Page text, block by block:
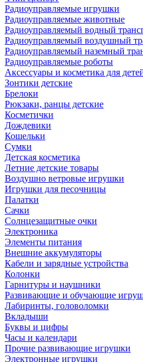
Радиоуправляемые игрушки
Радиоуправляемые животные
Радиоуправляемый водный
Радиоуправляемый воздушный
Радиоуправляемый наземный
Радиоуправляемые роботы
Аксессуары и косметика для
Зонтики детские
Брелоки
Рюкзаки, ранцы детские
Косметички
Дождевики
Кошельки
Сумки
Детская косметика
Летние детские товары
Воздушно ветровые игрушки
Игрушки для песочницы
Палатки
Сачки
Солнцезащитные очки
Электроника
Элементы питания
Внешние аккумуляторы
Кабели и зарядные устройства
Колонки
Гарнитуры и наушники
Развивающие и обучающие
Лабиринты, головоломки
Вкладыши
Буквы и цифры
Часы и календари
Прочие развивающие игрушки
Электронные игрушки